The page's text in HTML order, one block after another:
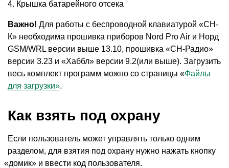
4. Крышка батарейного отсека
Важно! Для работы с беспроводной клавиатурой «СН-
К» необходима прошивка приборов Nord Pro Air и Норд
GSM/WRL версии выше 13.10, прошивка «СН-Радио»
версии 3.23 и «Хаббл» версии 9.2(или выше). Загрузить
весь комплект программ можно со страницы «Файлы
для загрузки».
Как взять под охрану
Если пользователь может управлять только одним
разделом, для взятия под охрану нужно нажать кнопку
«домик» и ввести код пользователя.